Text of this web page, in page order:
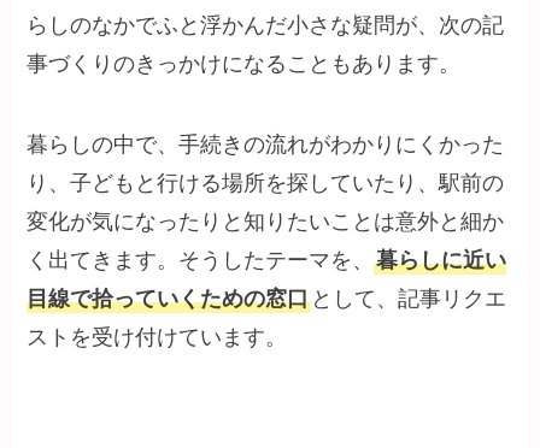
らしのなかでふと浮かんだ小さな疑問が、次の記
事づくりのきっかけになることもあります。
暮らしの中で、手続きの流れがわかりにくかった
り、子どもと行ける場所を探していたり、駅前の
変化が気になったりと知りたいことは意外と細か
く出てきます。そうしたテーマを、暮らしに近い
目線で拾っていくための窓口 として、記事リクエ
ストを受け付けています。